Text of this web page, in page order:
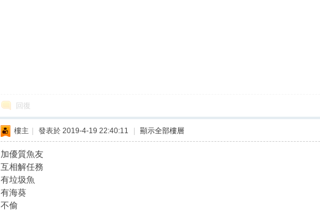
回復
樓主 發表於 2019-4-19 22:40:11 顯示全部樓層
加優質魚友
互相解任務
有垃圾魚
有海葵
不偷